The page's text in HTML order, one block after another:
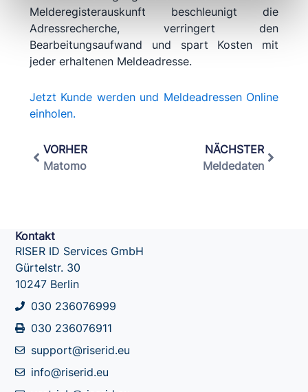
Melderegisterauskunft beschleunigt die
Adressrecherche, verringert den
Bearbeitungsaufwand und spart Kosten mit
jeder erhaltenen Meldeadresse.
Jetzt Kunde werden und Meldeadressen Online
einholen.
Zurück
VORHER
Matomo
NÄCHSTER
Meldedaten
Kontakt
RISER ID Services GmbH
Gürtelstr. 30
10247 Berlin
030 236076999
030 236076911
support@riserid.eu
info@riserid.eu